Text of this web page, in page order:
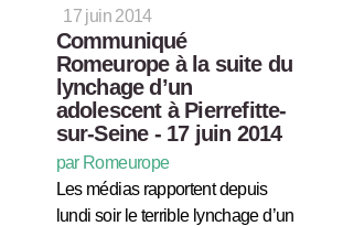
17 juin 2014
Communiqué
Romeurope à la suite du
lynchage d’un
adolescent à Pierrefitte-
sur-Seine - 17 juin 2014
par Romeurope
Les médias rapportent depuis
lundi soir le terrible lynchage d’un